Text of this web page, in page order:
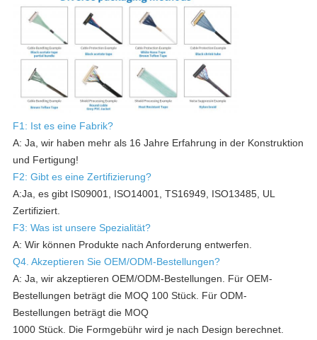
F1: Ist es eine Fabrik?
A: Ja, wir haben mehr als 16 Jahre Erfahrung in der Konstruktion
und Fertigung!
F2: Gibt es eine Zertifizierung?
A:Ja, es gibt IS09001, ISO14001, TS16949, ISO13485, UL
Zertifiziert.
F3: Was ist unsere Spezialität?
A: Wir können Produkte nach Anforderung entwerfen.
Q4. Akzeptieren Sie OEM/ODM-Bestellungen?
A: Ja, wir akzeptieren OEM/ODM-Bestellungen. Für OEM-
Bestellungen beträgt die MOQ 100 Stück. Für ODM-
Bestellungen beträgt die MOQ
1000 Stück. Die Formgebühr wird je nach Design berechnet.